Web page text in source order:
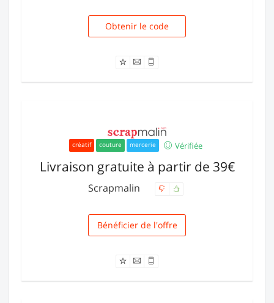
KDOFRAIS
Obtenir le code
créatif couture mercerie Vérifiée
Livraison gratuite à partir de 39€
Scrapmalin
Livraison
Bénéficier de l'offre